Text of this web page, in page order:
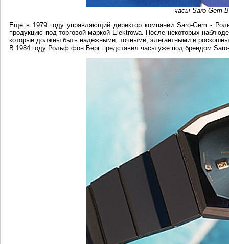
часы Saro-Gem
Еще в 1979 году управляющий директор компании Saro-Gem -
продукцию под торговой маркой Elektrowa. После некоторых
которые должны быть надежными, точными, элегантными и
В 1984 году Рольф фон Берг представил часы уже под брендом